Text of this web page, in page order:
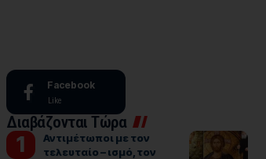
Facebook
Like
Διαβάζονται Τώρα
Αντιμέτωποι με τον
τελευταίο – ισμό, τον